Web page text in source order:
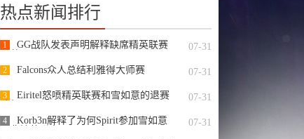
热点新闻排行
1
GG战队发表声明解释缺席精英联赛
07-31
2 Falcons众人总结利雅得大师赛 07-31
3
Eiritel怒喷精英联赛和雪如意的退赛
07-31
4
Korb3n解释了为何Spirit参加雪如意
07-31